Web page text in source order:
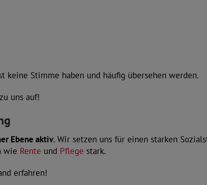
keine Stimme haben und häufig übersehen werden.
zu uns auf!
Ebene aktiv. Wir setzen uns für einen starken
wie Rente und Pflege stark.
erfahren!